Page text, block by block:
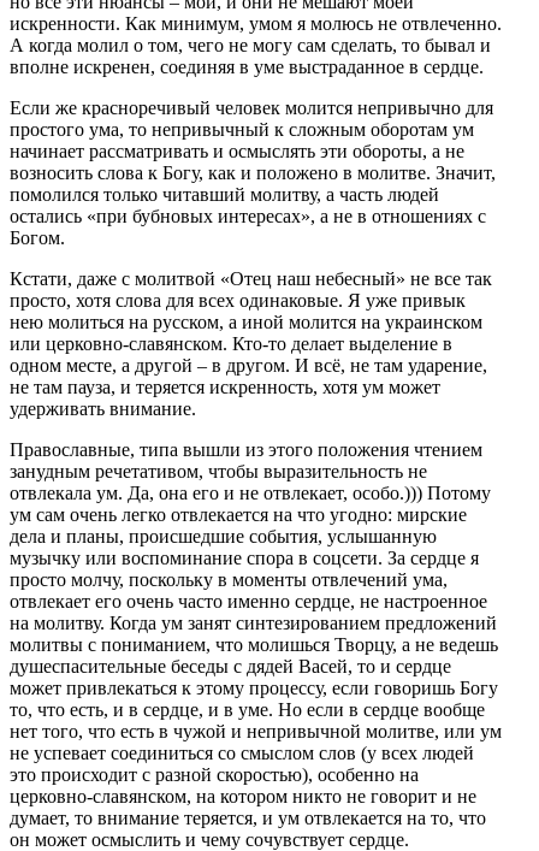
искренности. Как минимум, умом я молюсь не отвлеченно.
А когда молил о том, чего не могу сам сделать, то бывал и
вполне искренен, соединяя в уме выстраданное в сердце.
Если же красноречивый человек молится непривычно для
простого ума, то непривычный к сложным оборотам ум
начинает рассматривать и осмыслять эти обороты, а не
возносить слова к Богу, как и положено в молитве. Значит,
помолился только читавший молитву, а часть людей
остались «при бубновых интересах», а не в отношениях с
Богом.
Кстати, даже с молитвой «Отец наш небесный» не все так
просто, хотя слова для всех одинаковые. Я уже привык
нею молиться на русском, а иной молится на украинском
или церковно-славянском. Кто-то делает выделение в
одном месте, а другой – в другом. И всё, не там ударение,
не там пауза, и теряется искренность, хотя ум может
удерживать внимание.
Православные, типа вышли из этого положения чтением
занудным речетативом, чтобы выразительность не
отвлекала ум. Да, она его и не отвлекает, особо.))) Потому
ум сам очень легко отвлекается на что угодно: мирские
дела и планы, происшедшие события, услышанную
музычку или воспоминание спора в соцсети. За сердце я
просто молчу, поскольку в моменты отвлечений ума,
отвлекает его очень часто именно сердце, не настроенное
на молитву. Когда ум занят синтезированием предложений
молитвы с пониманием, что молишься Творцу, а не ведешь
душеспасительные беседы с дядей Васей, то и сердце
может привлекаться к этому процессу, если говоришь Богу
то, что есть, и в сердце, и в уме. Но если в сердце вообще
нет того, что есть в чужой и непривычной молитве, или ум
не успевает соединиться со смыслом слов (у всех людей
это происходит с разной скоростью), особенно на
церковно-славянском, на котором никто не говорит и не
думает, то внимание теряется, и ум отвлекается на то, что
он может осмыслить и чему сочувствует сердце.